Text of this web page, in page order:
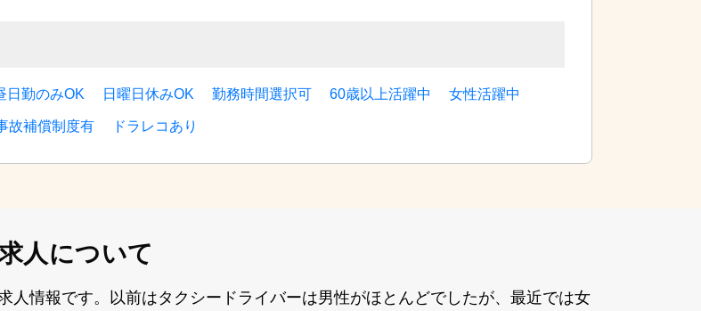
日勤のみOK 日曜日休みOK 勤務時間選択可 60歳以上活躍中 女性活躍中
故補償制度有 ドラレコあり
人について
⼈情報です。以前はタクシードライバーは男性がほとんどでしたが、最近では⼥